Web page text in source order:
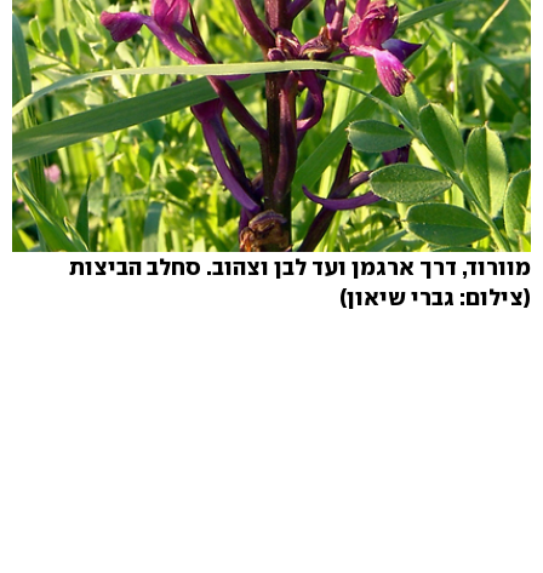
מוורוד, דרך ארגמן ועד לבן וצהוב. סחלב הביצות
(צילום: גברי שיאון)